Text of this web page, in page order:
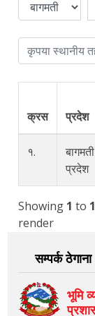
क्रस प्रदेश
१.
बागमती
प्रदेश
Showing 1 to
render
सम्पर्क ठेगाना
भूमि